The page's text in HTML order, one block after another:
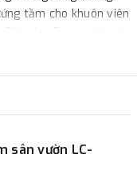
tầm cho khuôn viên
Biệt thự, Resort, khách
steel body
sân vườn LC-